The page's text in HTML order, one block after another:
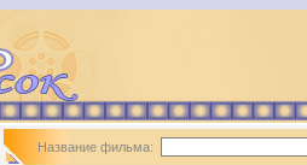
Название фильма: